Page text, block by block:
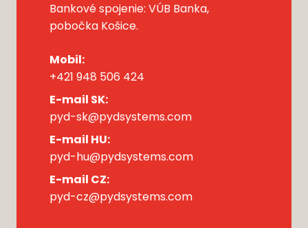
Bankové spojenie: VÚB Banka,
pobočka Košice.
Mobil:
+421 948 506 424
E-mail SK:
pyd-sk@pydsystems.com
E-mail HU:
pyd-hu@pydsystems.com
E-mail CZ:
pyd-cz@pydsystems.com